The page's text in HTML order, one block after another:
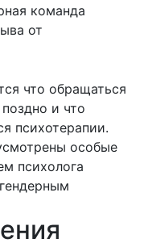
команда
от
что обращаться
и что
психотерапии.
особые
психолога